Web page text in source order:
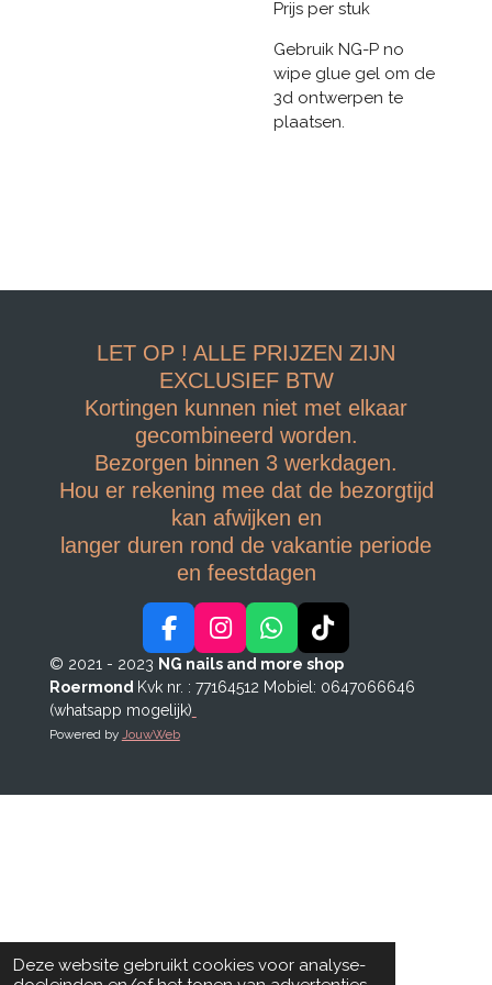
Deze website gebruikt cookies voor analyse-
Prijs per stuk
Gebruik NG-P no
wipe glue gel om de
3d ontwerpen te
plaatsen.
LET OP ! ALLE PRIJZEN ZIJN
EXCLUSIEF BTW
Kortingen kunnen niet met elkaar
gecombineerd worden.
Bezorgen binnen 3 werkdagen.
Hou er rekening mee dat de bezorgtijd
kan afwijken en
langer duren rond de vakantie periode
en feestdagen
F
a
c
e
b
I
n
s
W
h
a
T
i
k
© 2021 - 2023 NG nails and more shop
Roermond Kvk nr. : 77164512 Mobiel: 0647066646
(whatsapp mogelijk)
Powered by JouwWeb